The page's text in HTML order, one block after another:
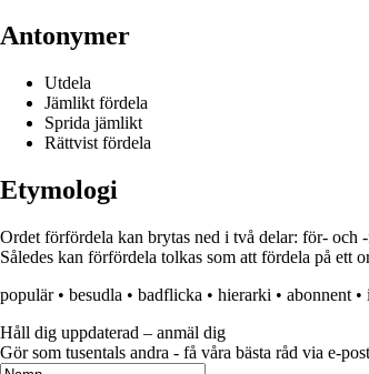
Antonymer
Utdela
Jämlikt fördela
Sprida jämlikt
Rättvist fördela
Etymologi
Ordet förfördela kan brytas ned i två delar: för- och
Således kan förfördela tolkas som att fördela på ett
populär• besudla • badflicka • hierarki • abonnent •
Håll dig uppdaterad – anmäl dig
Gör som tusentals andra - få våra bästa råd via e-